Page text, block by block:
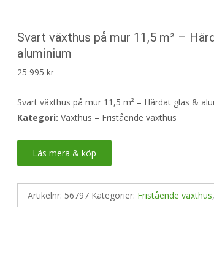
Svart växthus på mur 11,5 m² –
aluminium
25 995kr
Svart växthus på mur 11,5 m² – Härdat glas &
Kategori: Växthus – Fristående växthus
Läs mera & köp
Artikelnr: 56797 Kategorier: Fristående växthus